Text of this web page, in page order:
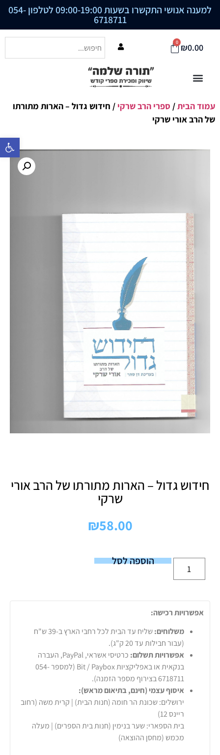
פתח סרגל
למענה אנושי התקשרו בשעות 09:00-19:00 לטלפון 054-
6718711
₪0.00
0
עמוד הבית/ ספרי הרב שרקי / חידוש גדול – הארות מתורתו
של הרב אורי שרקי
חידוש גדול – הארות מתורתו של הרב אורי
שרקי
₪58.00
הוספה לסל
אפשרויות רכישה:
משלוחים:
שליח עד הבית לכל רחבי הארץ ב-39 ש"ח
(עבור חבילות עד 20 ק"ג).
אפשרויות תשלום:
כרטיסי אשראי, PayPal, העברה
בנקאית או באפליקציות Bit / Paybox (למספר 054-
6718711 בצירוף מספר הזמנה).
איסוף עצמי (חינם, בתיאום מראש):
ירושלים: שכונת הר חומה (חנות הבית) | קרית משה (רחוב
ריינס 12)
בית הספארי: שער בנימין (חנות בית הספרים) | מעלה
מכמש (מחסן ההוצאה)